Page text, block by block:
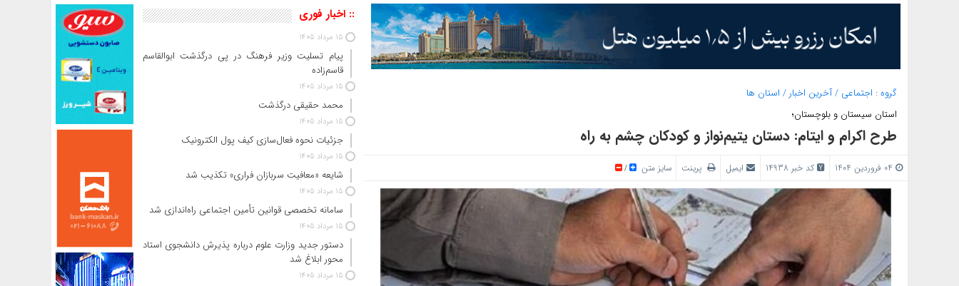
گروه : اجتماعی /آخرین اخبار / استان ها
استان سیستان و بلوچستان؛
طرح اکرام و ایتام: دستان یتیم‌نواز و کودکان چشم به راه
کد خبر 14938 ایمیل پرینت سایز متن /
:: اخبار فوری
15 مرداد 1405
پیام تسلیت وزیر فرهنگ در پی درگذشت ابوالقاسم
قاسم‌زاده
15 مرداد 1405
محمد حقیقی درگذشت
15 مرداد 1405
جزئیات نحوه فعال‌سازی کیف پول الکترونیک
15 مرداد 1405
شایعه «معافیت سربازان فراری» تکذیب شد
15 مرداد 1405
سامانه تخصصی قوانین تأمین اجتماعی راه‌اندازی شد
15 مرداد 1405
دستور جدید وزارت علوم درباره پذیرش دانشجوی استاد
محور ابلاغ شد
15 مرداد 1405